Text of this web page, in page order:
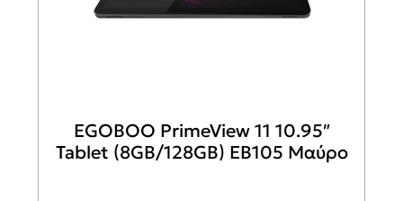
EGOBOO PrimeView 11 10.95″
Tablet (8GB/128GB) EB105 Μαύρο